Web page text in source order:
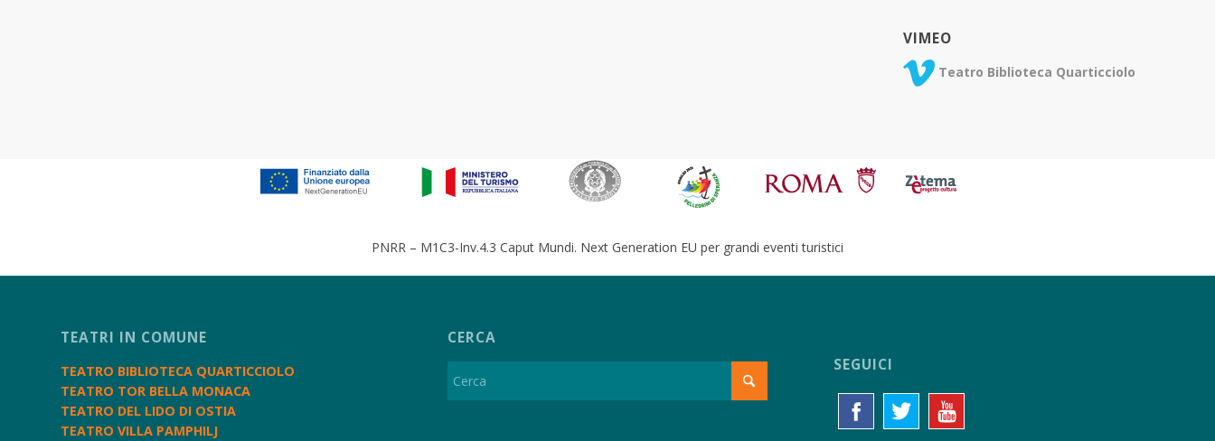
VIMEO
Teatro Biblioteca Quarticciolo
PNRR – M1C3-Inv.4.3 Caput Mundi. Next Generation EU per grandi eventi turistici
TEATRI IN COMUNE
TEATRO BIBLIOTECA QUARTICCIOLO
TEATRO TOR BELLA MONACA
TEATRO DEL LIDO DI OSTIA
TEATRO VILLA PAMPHILJ
CERCA
SEGUICI